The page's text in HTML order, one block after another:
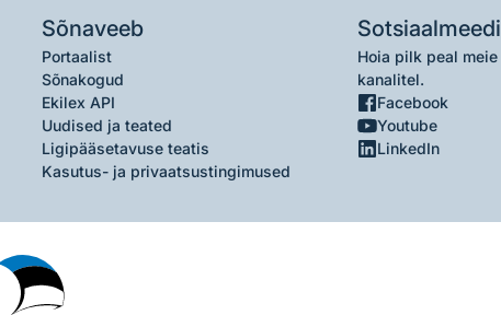
Sõnaveeb
Portaalist
Sõnakogud
Ekilex API
Uudised ja teated
Ligipääsetavuse teatis
Kasutus- ja privaatsustingimused
Hoia pilk peal
kanalitel.
Facebook
Youtube
LinkedIn